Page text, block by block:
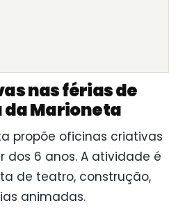
nas férias de
da Marioneta
propõe oficinas criativas
dos 6 anos. A atividade é
de teatro, construção,
animadas.